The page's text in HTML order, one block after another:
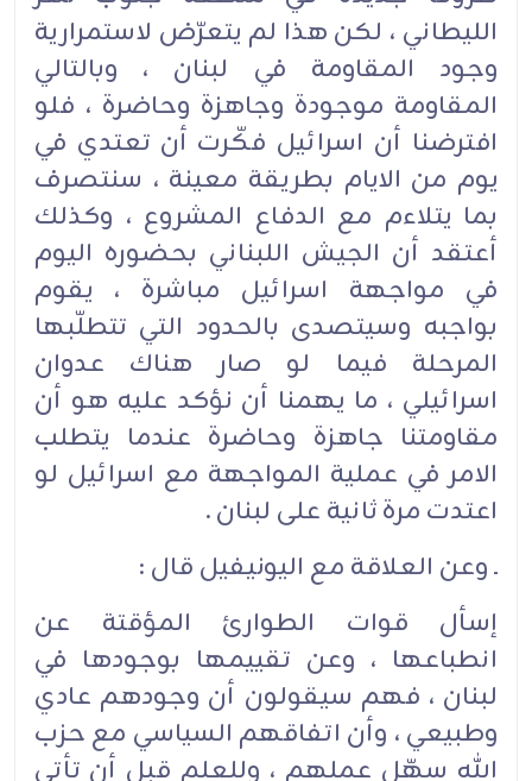
الليطاني ، لكن هذا لم يتعرّض لاستمرارية
وجود المقاومة في لبنان ، وبالتالي
المقاومة موجودة وجاهزة وحاضرة ، فلو
افترضنا أن اسرائيل فكّرت أن تعتدي في
يوم من الايام بطريقة معينة ، سنتصرف
بما يتلاءم مع الدفاع المشروع ، وكذلك
أعتقد أن الجيش اللبناني بحضوره اليوم
في مواجهة اسرائيل مباشرة ، يقوم
بواجبه وسيتصدى بالحدود التي تتطلّبها
المرحلة فيما لو صار هناك عدوان
اسرائيلي ، ما يهمنا أن نؤكد عليه هو أن
مقاومتنا جاهزة وحاضرة عندما يتطلب
الامر في عملية المواجهة مع اسرائيل لو
اعتدت مرة ثانية على لبنان .
ـ وعن العلاقة مع اليونيفيل قال :
إسأل قوات الطوارئ المؤقتة عن
انطباعها ، وعن تقييمها بوجودها في
لبنان ، فهم سيقولون أن وجودهم عادي
وطبيعي ، وأن اتفاقهم السياسي مع حزب
الله سهّل عملهم ، وللعلم قبل أن تأتي